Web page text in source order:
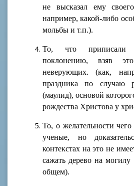
не высказал ему
например, какой-либо
мольбы и т.п.).
То, что приписали
поклонению, взяв
неверующих. (как,
праздника по случаю
(маулид), основой
рождества Христова у
То, о желательности
ученые, но
контекстах на это не
сажать дерево на
общем).